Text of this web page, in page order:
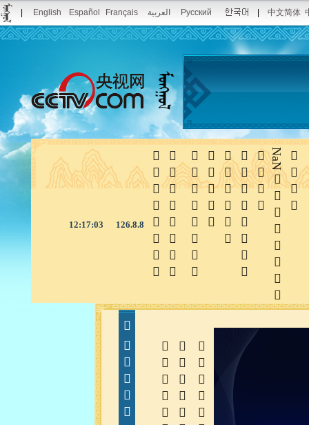
English Español Français العربية Русский 中文简体
12:17:04 126.8.8 
 
NaN





 